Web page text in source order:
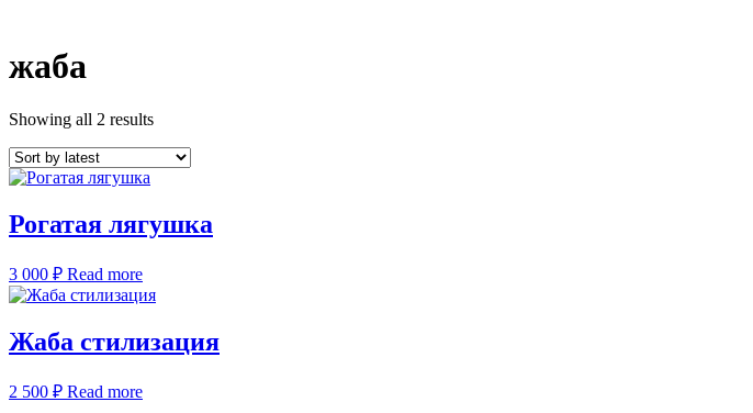
жаба
Showing all 2 results
Рогатая лягушка
3 000 ₽ Read more
Жаба стилизация
2 500 ₽ Read more